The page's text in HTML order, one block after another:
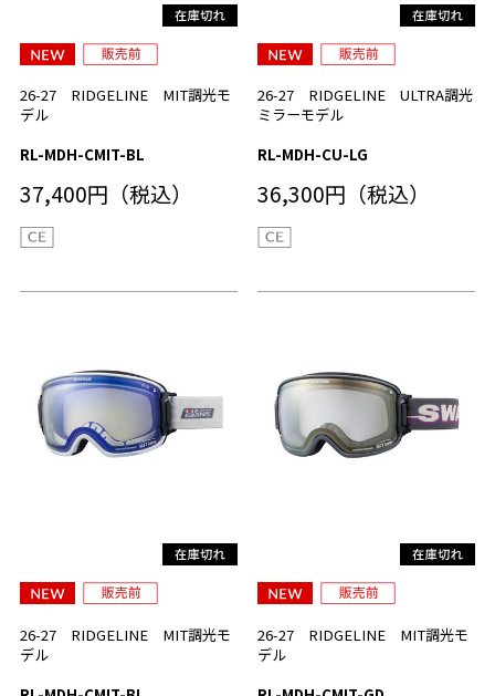
26-27 RIDGELINE MIT調光モ
デル
RL-MDH-CMIT-BL
37,400円（税込）
26-27 RIDGELINE ULTRA調光
ミラーモデル
RL-MDH-CU-LG
36,300円（税込）
26-27 RIDGELINE MIT調光モ
デル
26-27 RIDGELINE MIT調光モ
デル